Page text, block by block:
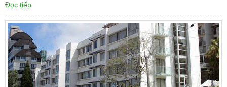
Đọc tiếp